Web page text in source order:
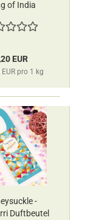
of India
EUR
pro 1 kg
-
Duftbeutel